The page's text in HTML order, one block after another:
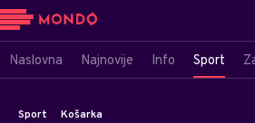
Naslovna Najnovije Info Sport
Sport Košarka